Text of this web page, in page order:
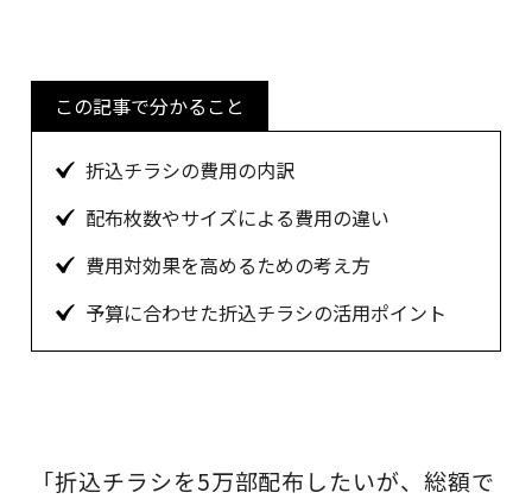
この記事で分かること
折込チラシの費用の内訳
配布枚数やサイズによる費用の違い
費用対効果を高めるための考え方
予算に合わせた折込チラシの活用ポイント
「折込チラシを5万部配布したいが、総額で